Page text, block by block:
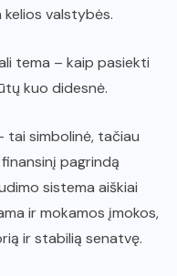
valstybės.
tema – kaip pasiekti
kuo didesnė.
tai simbolinė, tačiau
pagrindą
sistema aiškiai
ir mokamos įmokos,
ir stabilią senatvę.